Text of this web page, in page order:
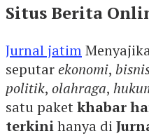
Situs Berita
Jurnal jatim
seputarekonomi,
politik, olahraga,
satu paketkhabar
terkinihanya di